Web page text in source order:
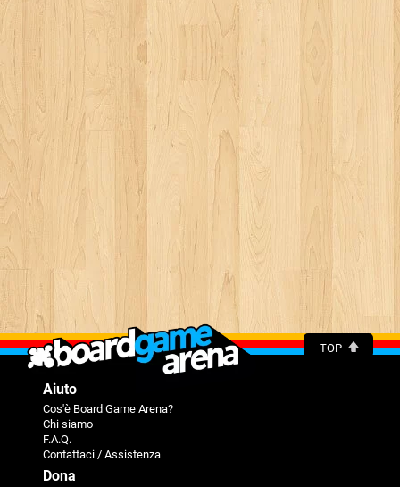
TOP
Aiuto
Cos'è Board Game Arena?
Chi siamo
F.A.Q.
Contattaci / Assistenza
Dona